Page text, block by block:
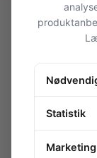
Alle produkter
Vippe
Toggle
Toggle
145-601 /
Statistik
Marketing